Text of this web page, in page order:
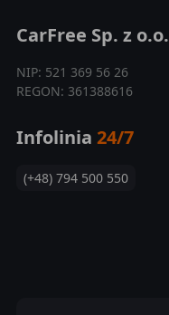
CarFree Sp. z o.o.
NIP: 521 369 56 26
REGON: 361388616
Infolinia 24/7
(+48) 794 500 550